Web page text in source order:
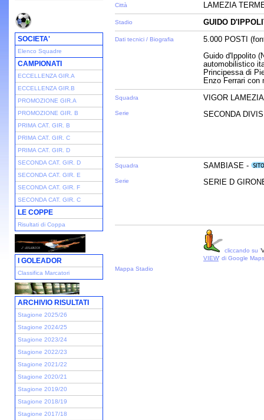
SOCIETA'
Elenco Squadre
CAMPIONATI
ECCELLENZA GIR.A
ECCELLENZA GIR.B
PROMOZIONE GIR.A
PROMOZIONE GIR. B
PRIMA CAT. GIR. B
PRIMA CAT. GIR. C
PRIMA CAT. GIR. D
SECONDA CAT. GIR. D
SECONDA CAT. GIR. E
SECONDA CAT. GIR. F
SECONDA CAT. GIR. C
LE COPPE
Risultati di Coppa
I GOLEADOR
Classifica Marcatori
ARCHIVIO RISULTATI
Stagione 2025/26
Stagione 2024/25
Stagione 2023/24
Stagione 2022/23
Stagione 2021/22
Stagione 2020/21
Stagione 2019/20
Stagione 2018/19
Stagione 2017/18
Città LAMEZIA
Stadio GUIDO
Dati tecnici / Biografia
5.000 POSTI
Guido d'Ippolito
automobilistico
Principessa di
Enzo Ferrari con
Squadra
Serie
VIGOR
SECONDA
Squadra
Serie
SAMBIASE -
SERIE D
cliccando su '
VIEW' di Google Maps
Mappa Stadio